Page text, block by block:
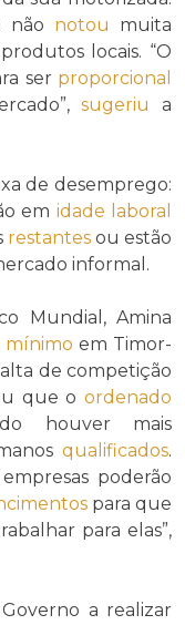
não notou muita
locais. “O
ser proporcional
sugeriu
a
de desemprego:
em idade laboral
restantesou estão
informal.
Mundial, Amina
mínimo em Timor-
de competição
que o ordenado
houver mais
qualificados.
poderão
para que
para elas”,
a realizar